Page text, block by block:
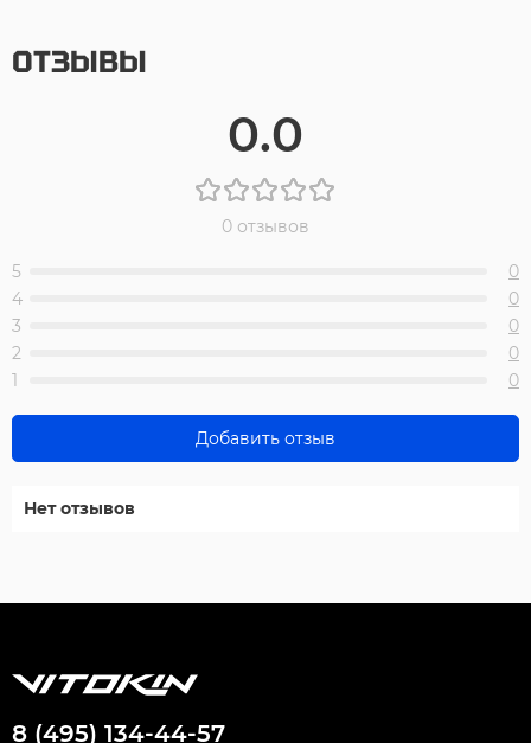
ОТЗЫВЫ
0.0
0 отзывов
5
0
4
0
3
0
2
0
1
0
Добавить отзыв
Нет отзывов
8 (495) 134-44-57